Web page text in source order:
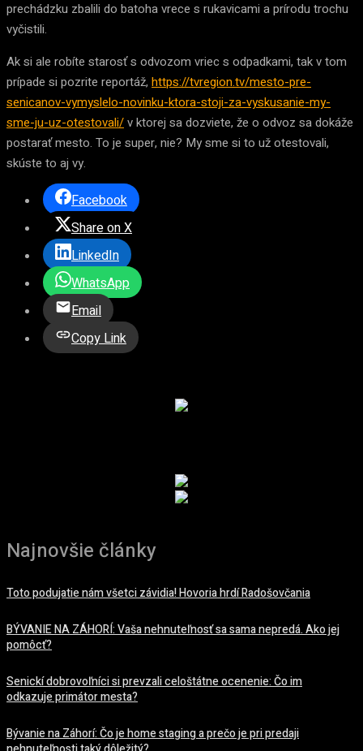
prechádzku zbalili do batoha vrece s rukavicami a prírodu trochu
vyčistili.
Ak si ale robíte starosť s odvozom vriec s odpadkami, tak v tom
prípade si pozrite reportáž, https://tvregion.tv/mesto-pre-
senicanov-vymyslelo-novinku-ktora-stoji-za-vyskusanie-my-
sme-ju-uz-otestovali/v ktorej sa dozviete, že o odvoz sa dokáže
postarať mesto. To je super, nie? My sme si to už otestovali,
skúste to aj vy.
Facebook
Share on X
LinkedIn
WhatsApp
Email
Copy Link
Najnovšie články
Toto podujatie nám všetci závidia! Hovoria hrdí Radošovčania
BÝVANIE NA ZÁHORÍ: Vaša nehnuteľnosť sa sama nepredá. Ako jej
pomôcť?
Senickí dobrovoľníci si prevzali celoštátne ocenenie: Čo im
odkazuje primátor mesta?
Bývanie na Záhorí: Čo je home staging a prečo je pri predaji